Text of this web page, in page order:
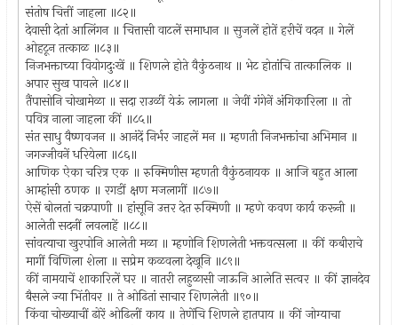
संतोष चित्तीं जाहला ॥८२॥
देवासी देतां आलिंगन ॥ चित्तासी वाटलें समाधान ॥ सुजलें होतें हरीचें वदन ॥ गेलें
ओहटून तत्काळ ॥८३॥
निजभक्ताच्या वियोगदुःखें ॥ शिणले होते वैकुंठनाथ ॥ भेट होतांचि तात्कालिक ॥
अपार सुख पावले ॥८४॥
तैंपासोनि चोखामेळा ॥ सदा राउळीं येऊं लागला ॥ जेवीं गंगेनें अंगिकारिला ॥ तो
पवित्र नाला जाहला कीं ॥८५॥
संत साधु वैष्णवजन ॥ आनंदें निर्भर जाहलें मन ॥ म्हणती निजभक्तांचा अभिमान ॥
जगज्जीवनें धरियेला ॥८६॥
आणिक ऐका चरित्र एक ॥ रुक्मिणीस म्हणती वैकुंठनायक ॥ आजि बहुत आला
आम्हांसी ठणक ॥ रगडीं क्षण मजलागीं ॥८७॥
ऐसें बोलतां चक्रपाणी ॥ हांसूनि उत्तर देत रुक्मिणी ॥ म्हणे कवण कार्य करूनी ॥
आलेती सदनीं लवलाहें ॥८८॥
सांवत्याचा खुरपोनि आलेती मळा ॥ म्हणोनि शिणलेती भक्तवत्सला ॥ कीं कबीराचे
मागीं विणिला शेला ॥ सप्रेम कळवला देखूनि ॥८९॥
कीं नामयाचें शाकारिलें घर ॥ नातरी लहुळासी जाऊनि आलेति सत्वर ॥ कीं ज्ञानदेव
बैसले ज्या भिंतीवर ॥ ते ओढितां साचार शिणलेती ॥९०॥
किंवा चोख्याचीं ढोरें ओढिलीं काय ॥ तेणेंचि शिणले हातपाय ॥ कीं जोग्याचा